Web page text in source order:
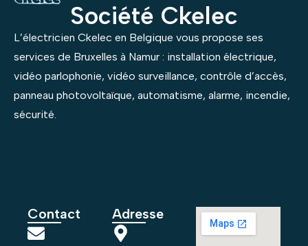
Société Ckelec
L’électricien Ckelec en Belgique vous propose ses
services de Bruxelles à Namur : installation électrique,
vidéo parlophonie, vidéo surveillance, contrôle d’accès,
panneau photovoltaïque, automatisme, alarme, incendie,
sécurité.
Contact Adresse